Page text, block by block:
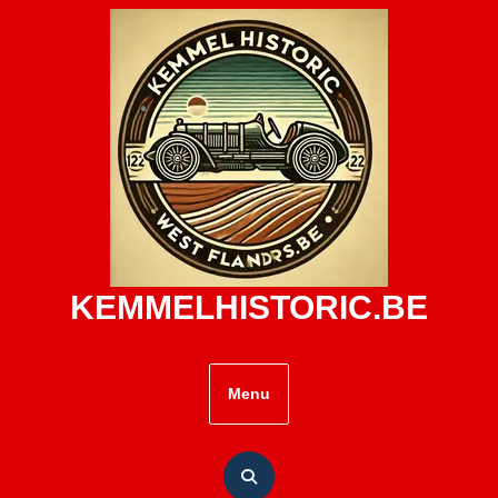
KEMMELHISTORIC.BE
Menu